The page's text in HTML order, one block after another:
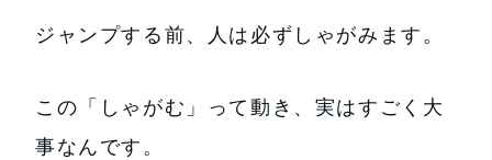
ジャンプする前、人は必ずしゃがみます。
この「しゃがむ」って動き、実はすごく大
事なんです。